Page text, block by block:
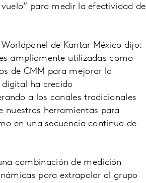
para medir la efectividad de
de Kantar México dijo:
ampliamente utilizadas como
de CMM para mejorar la
ha crecido
a los canales tradicionales
nuestras herramientas para
en una secuencia continua de
combinación de medición
para extrapolar al grupo